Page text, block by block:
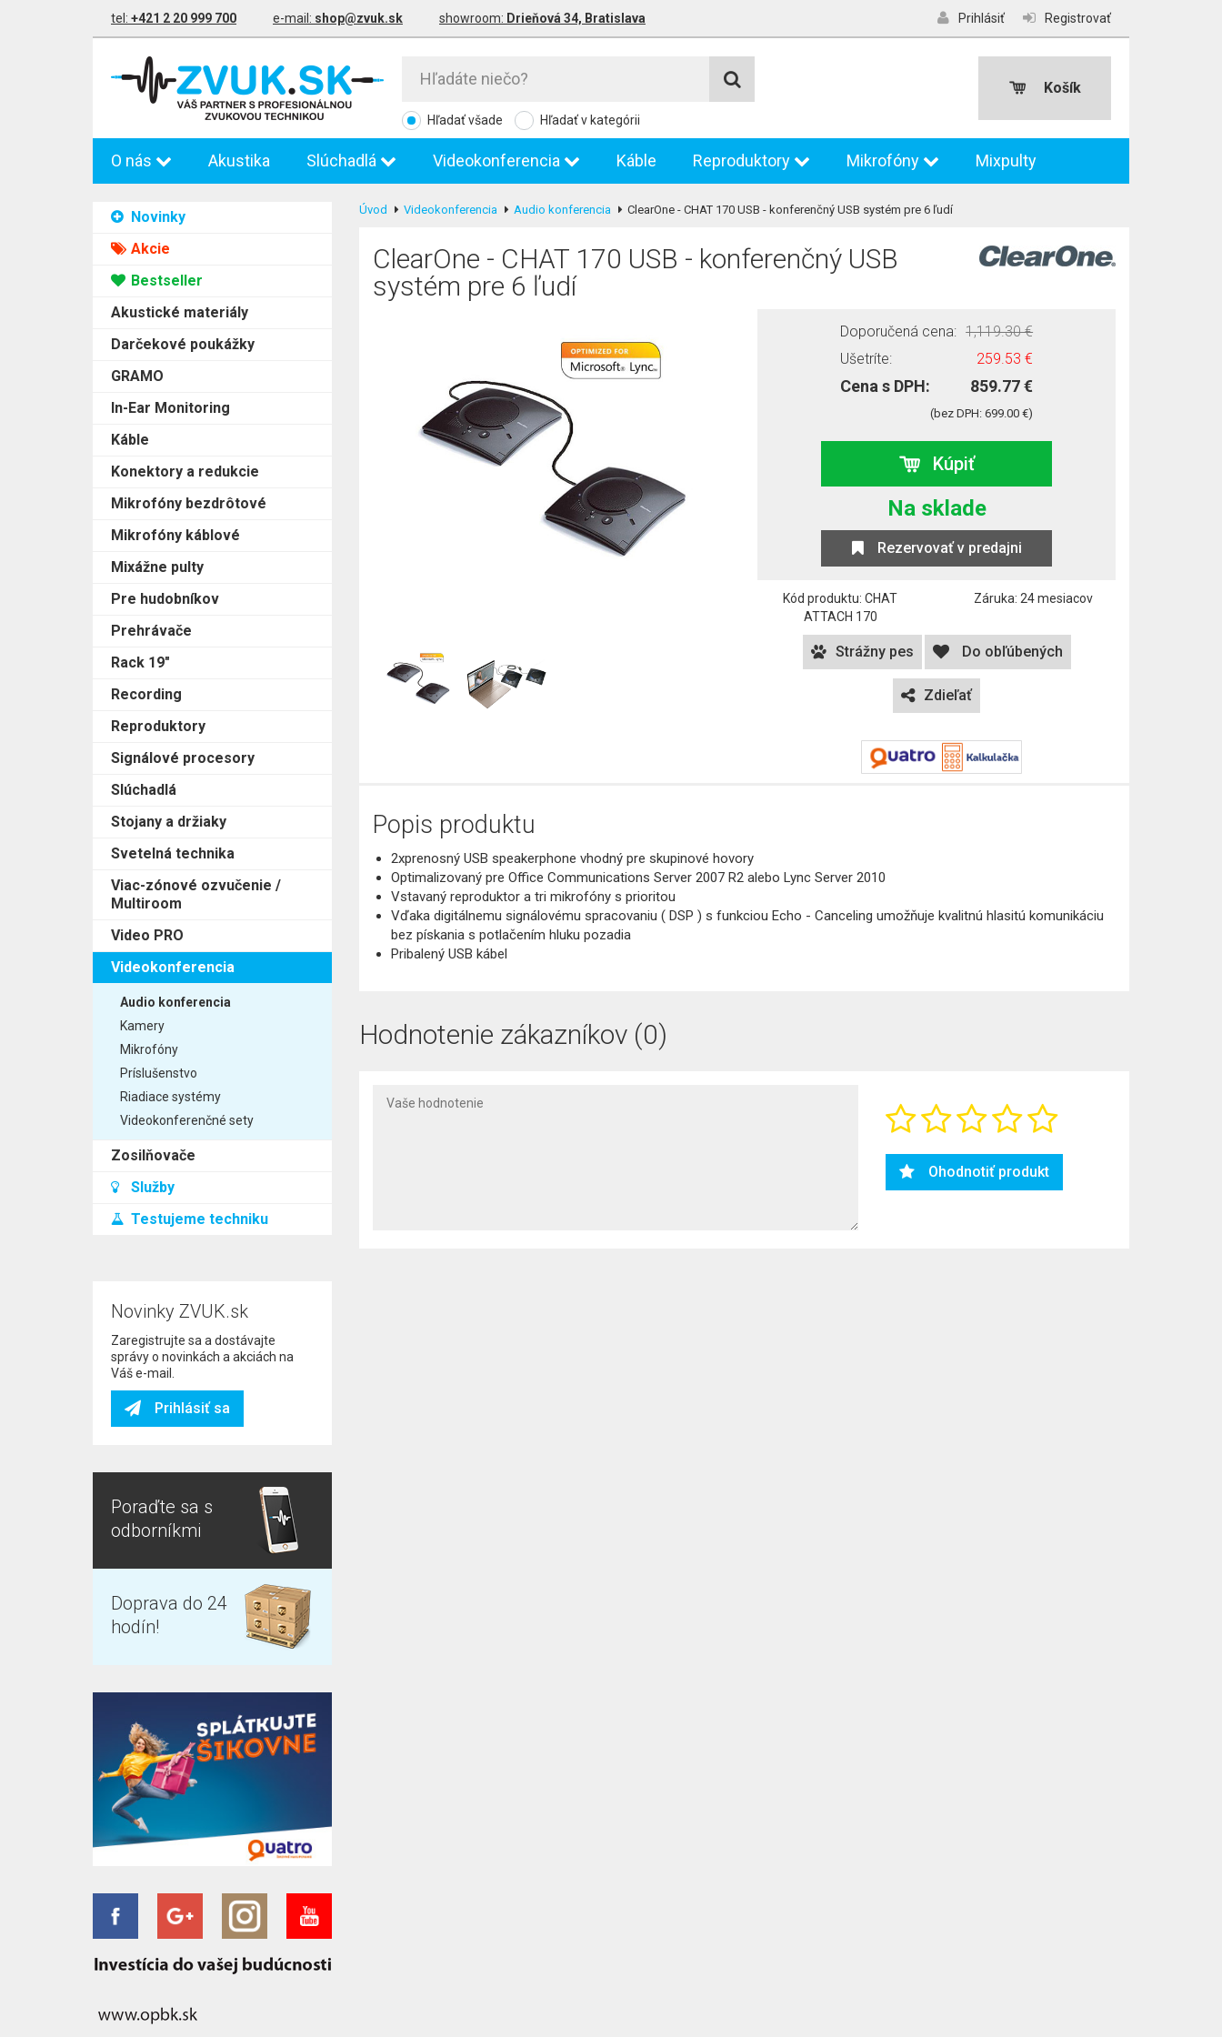
tel: +421 2 20 999 700 e-mail: shop@zvuk.sk showroom: Drieňová 34, Bratislava Prihlásiť Registrovať
Hľadať všade Hľadať v kategórii
Košík
O nás Akustika Slúchadlá Videokonferencia Káble Reproduktory Mikrofóny Mixpulty
Novinky
Akcie
Bestseller
Akustické materiály
Darčekové poukážky
GRAMO
In-Ear Monitoring
Káble
Konektory a redukcie
Mikrofóny bezdrôtové
Mikrofóny káblové
Mixážne pulty
Pre hudobníkov
Prehrávače
Rack 19"
Recording
Reproduktory
Signálové procesory
Slúchadlá
Stojany a držiaky
Svetelná technika
Viac-zónové ozvučenie /
Multiroom
Video PRO
Videokonferencia
Audio konferencia
Kamery
Mikrofóny
Príslušenstvo
Riadiace systémy
Videokonferenčné sety
Zosilňovače
Služby
Testujeme techniku
Novinky ZVUK.sk
Zaregistrujte sa a dostávajte
správy o novinkách a akciách na
Váš e-mail.
Prihlásiť sa
Poraďte sa s
odborníkmi
Doprava do 24
hodín!
Úvod Videokonferencia Audio konferencia ClearOne - CHAT 170 USB - konferenčný USB systém pre 6 ľudí
ClearOne - CHAT 170 USB - konferenčný USB
systém pre 6 ľudí
Doporučená cena: 1,119.30 €
Ušetríte:
259.53 €
Cena s DPH: 859.77 €
(bez DPH: 699.00 €)
Kúpiť
Na sklade
Rezervovať v predajni
Kód produktu: CHAT
ATTACH 170
Záruka: 24 mesiacov
Strážny pes Do obľúbených
Zdieľať
Popis produktu
2xprenosný USB speakerphone vhodný pre skupinové hovory
Optimalizovaný pre Office Communications Server 2007 R2 alebo Lync Server 2010
Vstavaný reproduktor a tri mikrofóny s prioritou
Vďaka digitálnemu signálovému spracovaniu ( DSP ) s funkciou Echo - Canceling umožňuje kvalitnú hlasitú komunikáciu
bez pískania s potlačením hluku pozadia
Pribalený USB kábel
Hodnotenie zákazníkov (0)
Ohodnotiť produkt